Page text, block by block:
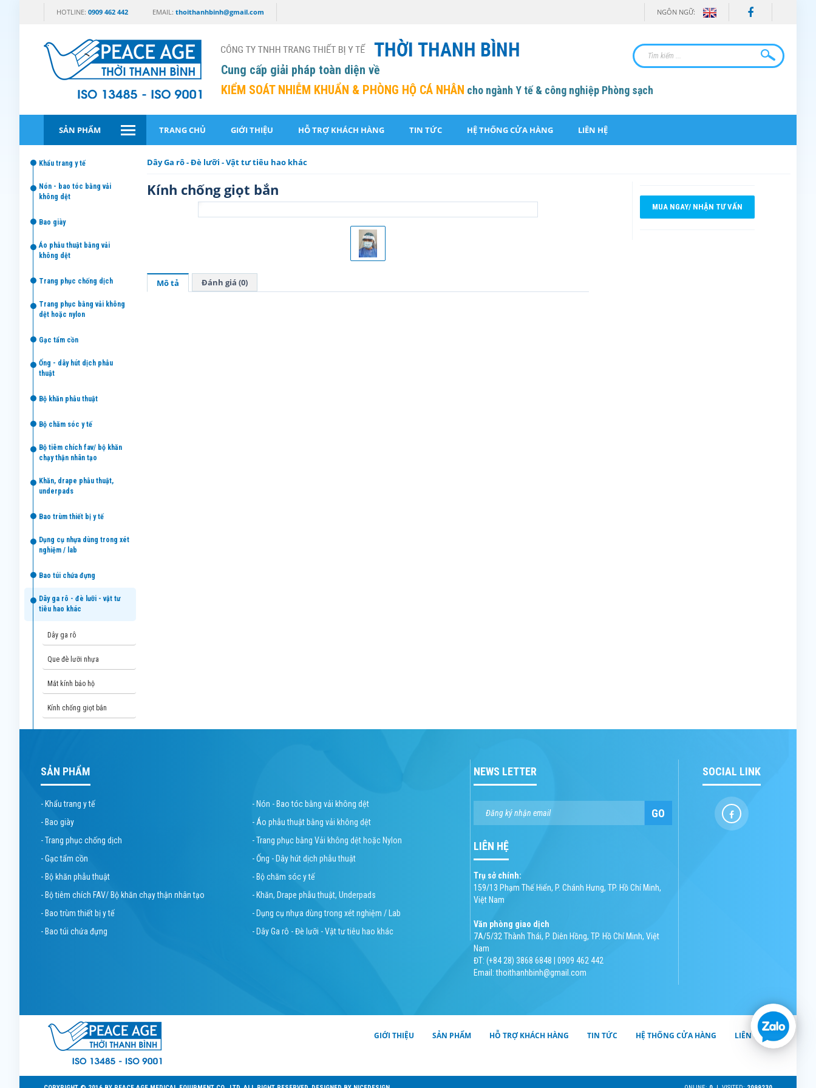
HOTLINE: 0909 462 442 EMAIL: thoithanhbinh@gmail.com NGÔN NGỮ:
Cung cấp giải pháp toàn diện về
KIỂM SOÁT NHIỄM KHUẨN & PHÒNG HỘ CÁ NHÂN cho ngành Y tế & công nghiệp Phòng sạch
SẢN PHẨM TRANG CHỦ GIỚI THIỆU HỖ TRỢ KHÁCH HÀNG TIN TỨC HỆ THỐNG CỬA HÀNG LIÊN HỆ
khẩu trang y tế
nón - bao tóc bằng vải
không dệt
bao giày
áo phẫu thuật bằng vải
không dệt
trang phục chống dịch
trang phục bằng vải không
dệt hoặc nylon
gạc tẩm cồn
ống - dây hút dịch phẫu
thuật
bộ khăn phẫu thuật
bộ chăm sóc y tế
bộ tiêm chích fav/ bộ khăn
chạy thận nhân tạo
khăn, drape phẫu thuật,
underpads
bao trùm thiết bị y tế
dụng cụ nhựa dùng trong xét
nghiệm / lab
bao túi chứa đựng
dây ga rô - đè lưỡi - vật tư
tiêu hao khác
dây ga rô
que đè lưỡi nhựa
mắt kính bảo hộ
kính chống giọt bắn
Dây Ga rô - Đè lưỡi - Vật tư tiêu hao khác
Kính chống giọt bắn
Mô tả Đánh giá (0)
MUA NGAY/ NHẬN TƯ VẤN
SẢN PHẨM
- Khẩu trang y tế
- Nón - Bao tóc bằng vải không dệt
- Bao giày
- Áo phẫu thuật bằng vải không dệt
- Trang phục chống dịch
- Trang phục bằng Vải không dệt hoặc Nylon
- Gạc tẩm cồn
- Ống - Dây hút dịch phẫu thuật
- Bộ khăn phẫu thuật
- Bộ chăm sóc y tế
- Bộ tiêm chích FAV/ Bộ khăn chạy thận nhân tạo
- Khăn, Drape phẫu thuật, Underpads
- Bao trùm thiết bị y tế
- Dụng cụ nhựa dùng trong xét nghiệm / Lab
- Bao túi chứa đựng
- Dây Ga rô - Đè lưỡi - Vật tư tiêu hao khác
NEWS LETTER
GO
LIÊN HỆ
Trụ sở chính:
159/13 Phạm Thế Hiển, P. Chánh Hưng, TP. Hồ Chí Minh,
Việt Nam
Văn phòng giao dịch
7A/5/32 Thành Thái, P. Diên Hồng, TP. Hồ Chí Minh, Việt
Nam
ĐT: (+84 28) 3868 6848 | 0909 462 442
Email: thoithanhbinh@gmail.com
SOCIAL LINK
GIỚI THIỆU SẢN PHẨM HỖ TRỢ KHÁCH HÀNG TIN TỨC HỆ THỐNG CỬA HÀNG LIÊN HỆ